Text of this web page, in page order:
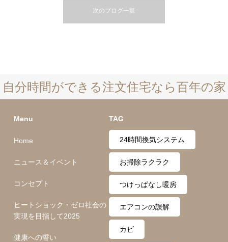
次のブログ一覧
自分時間ができる注文住宅なら百年の家
Menu
Home
ニュース＆イベント
コンセプト
ヒートショック・ゼロ社会の
実現を目指して2025
健康への誓い
TAG
24時間換気システム
お掃除ラクラク
つけっぱなし暖房
エアコンの誤解
カビ